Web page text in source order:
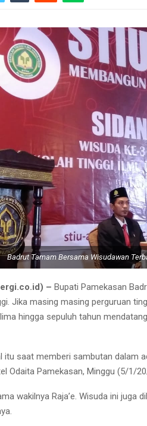
Badrut Tamam Bersama Wisudawan
– Bupati Pamekasan
Jika masing masing perguruan
hingga sepuluh tahun
itu saat memberi sambutan dalam
Odaita Pamekasan, Minggu (5/1/
wakilnya Raja’e. Wisuda ini juga